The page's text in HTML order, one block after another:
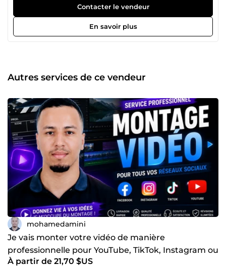
créativité. Mon objectif est de fournir un travail de qualité,
livré dans les délais, tout en restant à l'écoute de mes
Contacter le vendeur
En savoir plus
Autres services de ce vendeur
mohamedamini
Je vais monter votre vidéo de manière
professionnelle pour YouTube, TikTok, Instagram ou
Facebook
À partir de 21,70 $US